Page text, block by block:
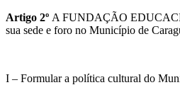
Artigo 2º A FUNDAÇÃO
sua sede e foro no Município de
I – Formular a política cultural do